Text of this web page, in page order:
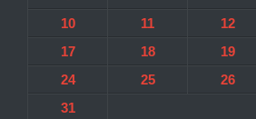
10
11 12
17
18 19
24
25 26
31